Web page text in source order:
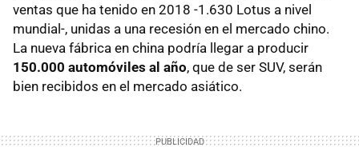
ventas que ha tenido en 2018 -1.630 Lotus a nivel
mundial-, unidas a una recesión en el mercado chino.
La nueva fábrica en china podría llegar a producir
150.000 automóviles al año, que de ser SUV, serán
bien recibidos en el mercado asiático.